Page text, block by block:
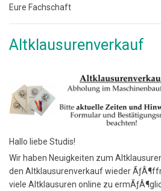
Eure Fachschaft
Altklausurenverkauf
Hallo liebe Studis!
Wir haben Neuigkeiten zum
den Altklausurenverkauf wieder
viele Altklausuren online zu